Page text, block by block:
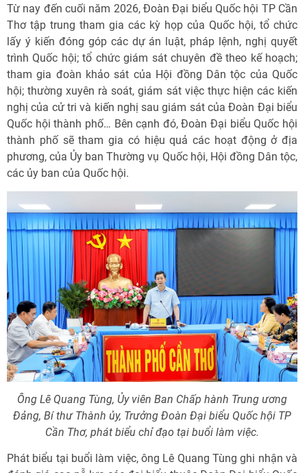
Từ nay đến cuối năm 2026, Đoàn Đại biểu Quốc hội TP Cần
Thơ tập trung tham gia các kỳ họp của Quốc hội, tổ chức
lấy ý kiến đóng góp các dự án luật, pháp lệnh, nghị quyết
trình Quốc hội; tổ chức giám sát chuyên đề theo kế hoạch;
tham gia đoàn khảo sát của Hội đồng Dân tộc của Quốc
hội; thường xuyên rà soát, giám sát việc thực hiện các kiến
nghị của cử tri và kiến nghị sau giám sát của Đoàn Đại biểu
Quốc hội thành phố… Bên cạnh đó, Đoàn Đại biểu Quốc hội
thành phố sẽ tham gia có hiệu quả các hoạt động ở địa
phương, của Ủy ban Thường vụ Quốc hội, Hội đồng Dân tộc,
các ủy ban của Quốc hội.
Ông Lê Quang Tùng, Ủy viên Ban Chấp hành Trung ương
Đảng, Bí thư Thành ủy, Trưởng Đoàn Đại biểu Quốc hội TP
Cần Thơ, phát biểu chỉ đạo tại buổi làm việc.
Phát biểu tại buổi làm việc, ông Lê Quang Tùng ghi nhận và